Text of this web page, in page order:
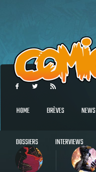
HOME BRÈVES NEWS
DOSSIERS INTERVIEWS